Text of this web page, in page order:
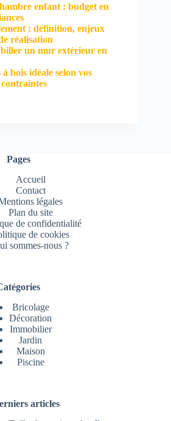
enfant : budget en
: définition, enjeux
réalisation
un mur extérieur en
bois idéale selon vos
Pages
Accueil
Contact
légales
Plan du site
de confidentialité
de cookies
sommes-nous ?
Bricolage
Décoration
Immobilier
Jardin
Maison
Piscine
articles